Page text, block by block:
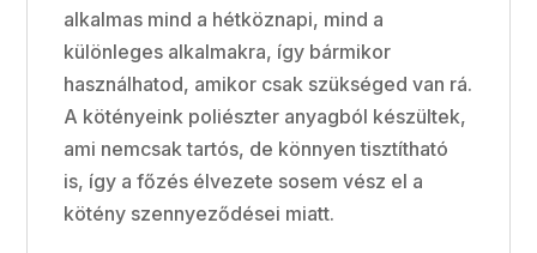
alkalmas mind a hétköznapi, mind a
különleges alkalmakra, így bármikor
használhatod, amikor csak szükséged van rá.
A kötényeink poliészter anyagból készültek,
ami nemcsak tartós, de könnyen tisztítható
is, így a főzés élvezete sosem vész el a
kötény szennyeződései miatt.